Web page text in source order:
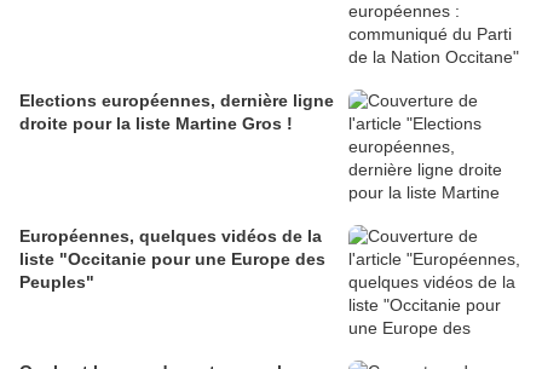
Elections européennes, dernière ligne
droite pour la liste Martine Gros !
Européennes, quelques vidéos de la
liste "Occitanie pour une Europe des
Peuples"